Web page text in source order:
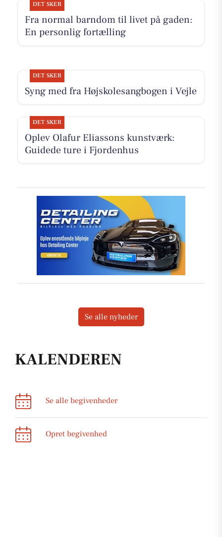
KALENDEREN
Se alle begivenheder
Opret begivenhed
DET SKER
Fra normal barndom til livet på gaden:
En personlig fortælling
DET SKER
Syng med fra Højskolesangbogen i Vejle
DET SKER
Oplev Olafur Eliassons kunstværk:
Guidede ture i Fjordenhus
Se alle nyheder